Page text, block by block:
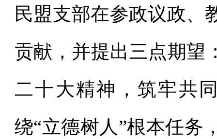
民盟支部在参政议政、
贡献，并提出三点期望
二十大精神，筑牢共
绕“立德树人”根本任务